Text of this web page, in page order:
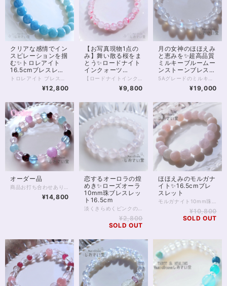
クリアな感情でイン
スピレーションを掴
む✨トロレアイト
16.5cmブレスレッ
ト
¥12,800
【お写真現物1点の
み】舞い散る桜をま
とう✨ロードナイト
インクォーツ
16.5cmブレスレッ
¥9,800
月の女神のほほえみ
と恵みを✨超高品質
ミルキーブルームー
ンストーンブレスレ
ット16.5cm
¥19,000
オーダー品
¥14,800
恋するオーロラの煌
めき✨ローズオーラ
10mm珠ブレスレッ
ト16.5cm
¥2,800
SOLD OUT
ほほえみのモルガナ
イト✨16.5cmブレ
スレット
¥10,800
SOLD OUT